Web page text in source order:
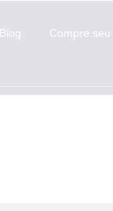
Compre seu